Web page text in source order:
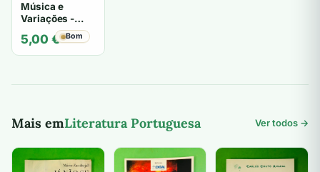
Música e
Variações -
António
Victorino
d'Almeida
5,00 € Bom
Mais emLiteratura Portuguesa Ver todos →